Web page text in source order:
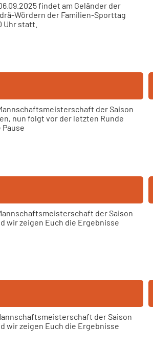
findet am Geländer der
Wördern der Familien-Sporttag
Uhr statt.
der Saison
nun folgt vor der letzten Runde
der Saison
wir zeigen Euch die Ergebnisse
der Saison
wir zeigen Euch die Ergebnisse